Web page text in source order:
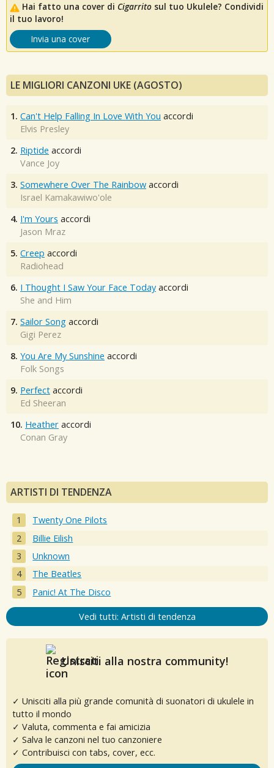
Hai fatto una cover di Cigarrito sul tuo Ukulele? Condividi
il tuo lavoro!
Invia una cover
LE MIGLIORI CANZONI UKE (AGOSTO)
1. Can't Help Falling In Love With You accordi
Elvis Presley
2. Riptide accordi
Vance Joy
3. Somewhere Over The Rainbow accordi
Israel Kamakawiwo'ole
4. I'm Yours accordi
Jason Mraz
5. Creep accordi
Radiohead
6. I Thought I Saw Your Face Today accordi
She and Him
7. Sailor Song accordi
Gigi Perez
8. You Are My Sunshine accordi
Folk Songs
9. Perfect accordi
Ed Sheeran
10. Heather accordi
Conan Gray
ARTISTI DI TENDENZA
Twenty One Pilots
Billie Eilish
Unknown
The Beatles
Panic! At The Disco
Vedi tutti: Artisti di tendenza
Unisciti alla nostra community!
✓ Unisciti alla più grande comunità di suonatori di ukulele in
tutto il mondo
✓ Valuta, commenta e fai amicizia
✓ Salva le canzoni nel tuo canzoniere
✓ Contribuisci con tabs, cover, ecc.